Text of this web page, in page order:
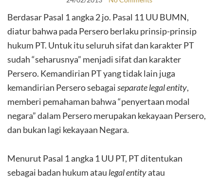
Berdasar Pasal 1 angka 2 jo. Pasal 11 UU BUMN,
diatur bahwa pada Persero berlaku prinsip-prinsip
hukum PT. Untuk itu seluruh sifat dan karakter PT
sudah “seharusnya” menjadi sifat dan karakter
Persero. Kemandirian PT yang tidak lain juga
kemandirian Persero sebagaiseparate legal entity,
memberi pemahaman bahwa “penyertaan modal
negara” dalam Persero merupakan kekayaan Persero,
dan bukan lagi kekayaan Negara.
Menurut Pasal 1 angka 1 UU PT, PT ditentukan
sebagai badan hukum atau legal entityatau